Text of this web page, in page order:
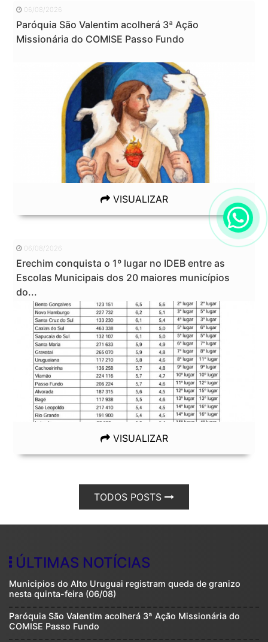
06/08/2026
Paróquia São Valentim acolherá 3ª Ação
Missionária do COMISE Passo Fundo
VISUALIZAR
06/08/2026
Erechim conquista o 1º lugar no IDEB entre as
Escolas Municipais dos 20 maiores municípios
do...
VISUALIZAR
TODOS POSTS
ÚLTIMAS NOTÍCIAS
Municipios do Alto Uruguai registram queda de granizo
nesta quinta-feira (06/08)
Paróquia São Valentim acolherá 3ª Ação Missionária do
COMISE Passo Fundo